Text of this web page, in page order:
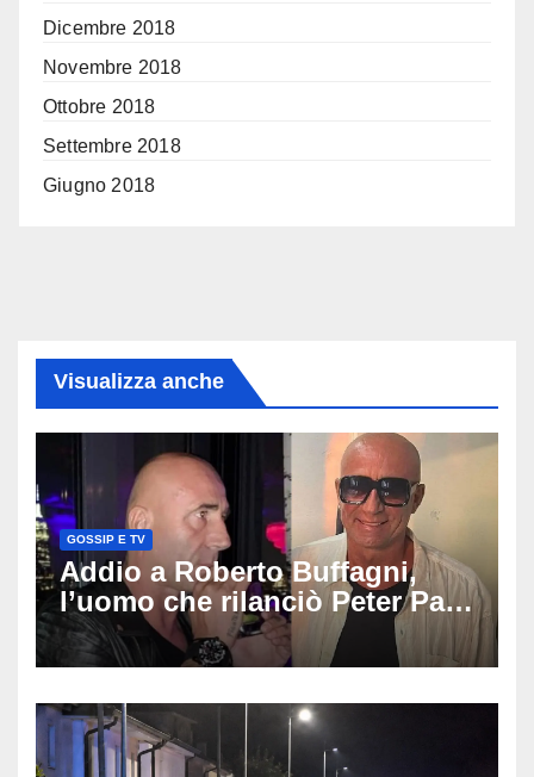
Dicembre 2018
Novembre 2018
Ottobre 2018
Settembre 2018
Giugno 2018
Visualizza anche
GOSSIP E TV
Addio a Roberto Buffagni,
l’uomo che rilanciò Peter Pan
e Villa delle Rose: aveva 59
anni